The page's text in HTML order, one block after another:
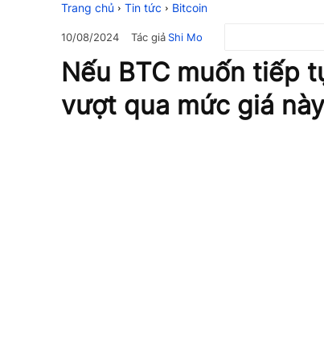
Trang chủ Tin tức Bitcoin
10/08/2024 Tác giảShi Mo
Nếu BTC muốn tiếp
vượt qua mức giá này